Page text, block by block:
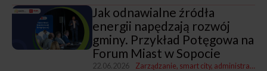
Jak odnawialne źródła
energii napędzają rozwój
gminy. Przykład Potęgowa na
Forum Miast w Sopocie
22.06.2026 Zarządzanie, smart city, administracja